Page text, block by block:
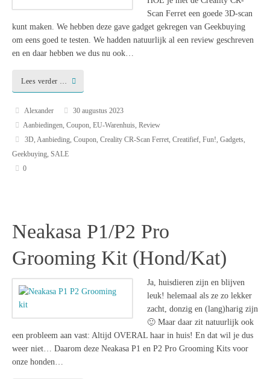
Scan Ferret een goede 3D-scan
kunt maken. We hebben deze gave gadget gekregen van Geekbuying
om eens goed te testen. We hadden natuurlijk al een review geschreven
en en daar hebben we dus nu ook…
Lees verder …
Alexander
30 augustus 2023
Aanbiedingen, Coupon, EU-Warenhuis, Review
3D, Aanbieding, Coupon, Creality CR-Scan Ferret, Creatifief, Fun!, Gadgets,
Geekbuying, SALE
0
Neakasa P1/P2 Pro
Grooming Kit (Hond/Kat)
Ja, huisdieren zijn en blijven
leuk! helemaal als ze zo lekker
zacht, donzig en (lang)harig zijn
🙂 Maar daar zit natuurlijk ook
een probleem aan vast: Altijd OVERAL haar in huis! En dat wil je dus
weer niet… Daarom deze Neakasa P1 en P2 Pro Grooming Kits voor
onze honden…